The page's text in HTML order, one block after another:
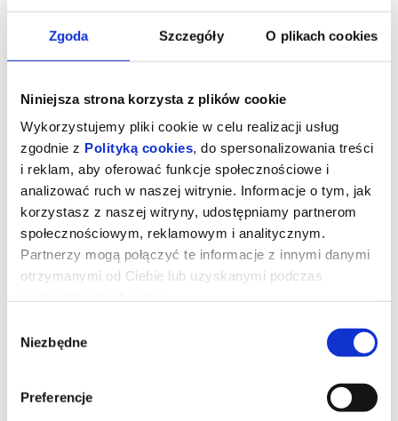
Zgoda Szczegóły O plikach cookies
Niniejsza strona korzysta z plików cookie
Wykorzystujemy pliki cookie w celu realizacji usług
zgodnie z Polityką cookies, do spersonalizowania treści
i reklam, aby oferować funkcje społecznościowe i
analizować ruch w naszej witrynie. Informacje o tym, jak
korzystasz z naszej witryny, udostępniamy partnerom
społecznościowym, reklamowym i analitycznym.
Partnerzy mogą połączyć te informacje z innymi danymi
otrzymanymi od Ciebie lub uzyskanymi podczas
zgody
Niezbędne
Preferencje
SPRAWIEDLIWOŚĆ OWIEC
George Hardy (Hugh Jackman) to pasterz, który kocha swoje owce
kryminały, udając, że owce je rozumieją, nie podejrzewając, że nie
tylko je rozumieją, ale także godzinami dyskutują o tym, kto jest
sprawcą zbrodni.Kiedy George zostaje znaleziony martwy w